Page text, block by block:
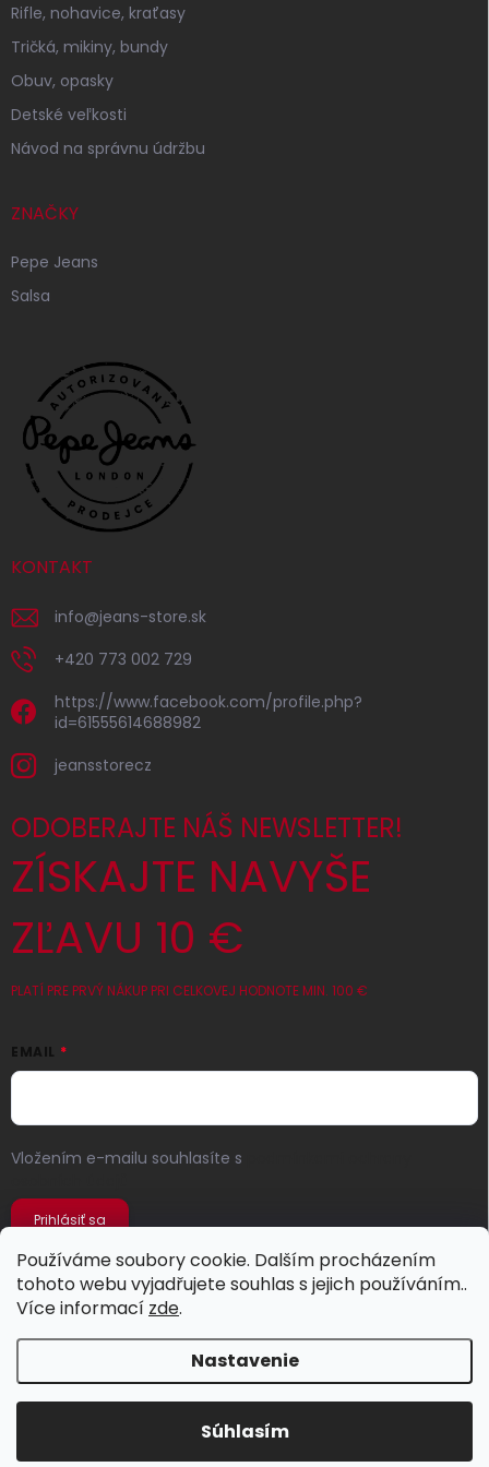
Používáme soubory cookie. Dalším procházením
tohoto webu vyjadřujete souhlas s jejich používáním..
Více informací zde.
Nastavenie
Súhlasím
Rifle, nohavice, kraťasy
Tričká, mikiny, bundy
Obuv, opasky
Detské veľkosti
Návod na správnu údržbu
ZNAČKY
Pepe Jeans
Salsa
KONTAKT
info@jeans-store.sk
+420 773 002 729
https://www.facebook.com/profile.php?
id=61555614688982
jeansstorecz
ODOBERAJTE NÁŠ NEWSLETTER!
ZÍSKAJTE NAVYŠE
ZĽAVU 10 €
PLATÍ PRE PRVÝ NÁKUP PRI CELKOVEJ HODNOTE MIN. 100 €
EMAIL
Vložením e-mailu souhlasíte s
Prihlásiť sa
Jeans Store . Všetky práva vyhradené.